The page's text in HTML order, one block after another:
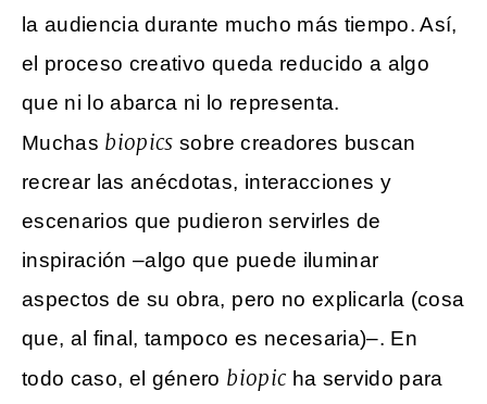
la audiencia durante mucho más tiempo. Así,
el proceso creativo queda reducido a algo
que ni lo abarca ni lo representa.
Muchas biopics sobre creadores buscan
recrear las anécdotas, interacciones y
escenarios que pudieron servirles de
inspiración –algo que puede iluminar
aspectos de su obra, pero no explicarla (cosa
que, al final, tampoco es necesaria)–. En
todo caso, el género biopic ha servido para